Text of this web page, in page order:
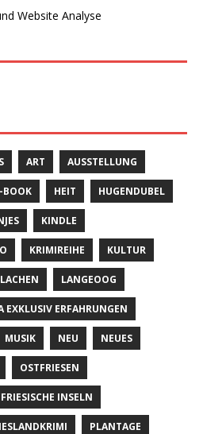
ART AUSSTELLUNG
BOOK HEIT HUGENDUBEL
KINDLE
KRIMIREIHE KULTUR
LACHEN LANGEOOG
EXKLUSIV ERFAHRUNGEN
MUSIK NEU NEUES
OSTFRIESEN
INSELN
PLANTAGE